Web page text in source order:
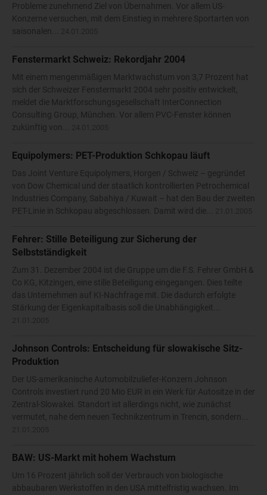
Probleme zunehmend Ziel von Übernahmen. Vor allem US-
Konzerne versuchen, mit dem Einstieg in mehrere Sportarten von
saisonalen...
Fenstermarkt Schweiz: Rekordjahr 2004
Mit einem mengenmäßigen Marktwachstum von 3,7 Prozent hat
sich der Schweizer Fenstermarkt 2004 sehr positiv entwickelt,
meldet die Marktforschungsgesellschaft InterConnection
Consulting Group, München. Vor allem PVC-Fenster können
zukünftig von...
Equipolymers: PET-Produktion Schkopau läuft
Das Joint Venture Equipolymers, Horgen / Schweiz – gegründet
von Dow Chemical und der staatlich kontrollierten Petrochemical
Industries Company, Sabahiya / Kuwait – hat den Bau der zweiten
PET-Linie in Schkopau abgeschlossen. Damit wird die...
Fehrer: Stille Beteiligung zur Sicherung der
Selbstständigkeit
Zum 31. Dezember 2004 ist die Gruppe um die F.S. Fehrer GmbH &
Co KG, Kitzingen, eine stille Beteiligung eingegangen. Dies teilte
das Unternehmen auf KI-Nachfrage mit. Die dadurch erfolgte
Stärkung der Eigenkapitalbasis soll die Unabhängigkeit...
Johnson Controls: Entscheidung für slowakische Sitz-
Produktion
Der US-amerikanische Automobilzuliefer-Konzern Johnson
Controls investiert rund 20 Mio EUR in ein Werk für Autositze in der
Zentral-Slowakei. Standort ist allerdings nicht, wie zunächst
vermutet, nahe dem neuen Technikzentrum in Trencin, sondern...
BAW: US-Markt mit hohem Wachstum
Um 16 Prozent jährlich soll der Verbrauch von biologische
abbaubaren Werkstoffen in den USA mittelfristig wachsen. Im